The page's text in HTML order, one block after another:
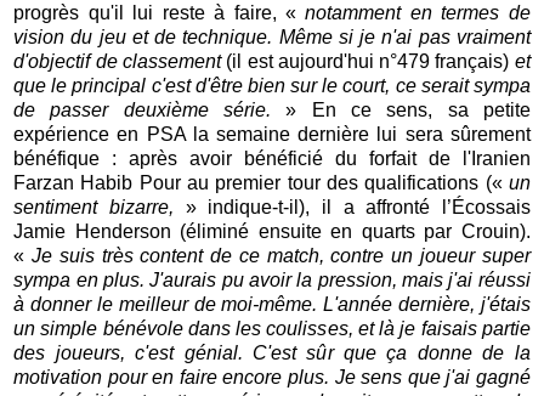
progrès qu'il lui reste à faire, «notamment en termes de
vision du jeu et de technique. Même si je n'ai pas vraiment
d'objectif de classement (il est aujourd'hui n°479 français) et
que le principal c'est d'être bien sur le court, ce serait sympa
de passer deuxième série.» En ce sens, sa petite
expérience en PSA la semaine dernière lui sera sûrement
bénéfique : après avoir bénéficié du forfait de l'Iranien
Farzan Habib Pour au premier tour des qualifications (« un
sentiment bizarre, » indique-t-il), il a affronté l’Écossais
Jamie Henderson (éliminé ensuite en quarts par Crouin).
« Je suis très content de ce match, contre un joueur super
sympa en plus. J'aurais pu avoir la pression, mais j'ai réussi
à donner le meilleur de moi-même. L'année dernière, j'étais
un simple bénévole dans les coulisses, et là je faisais partie
des joueurs, c'est génial. C'est sûr que ça donne de la
motivation pour en faire encore plus. Je sens que j'ai gagné